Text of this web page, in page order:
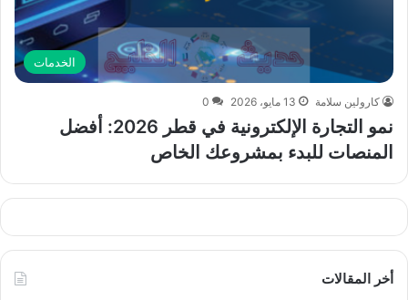
الخدمات
كارولين سلامة 13 مايو، 2026 0
نمو التجارة الإلكترونية في قطر 2026: أفضل
المنصات للبدء بمشروعك الخاص
أخر المقالات